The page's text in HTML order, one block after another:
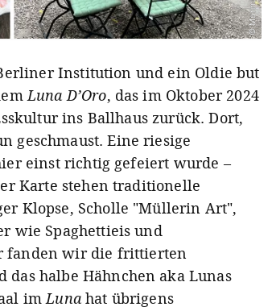
Institution und ein Oldie but
Luna D’Oro, das im Oktober 2024
ins Ballhaus zurück. Dort,
geschmaust. Eine riesige
einst richtig gefeiert wurde –
Karte stehen traditionelle
Klopse, Scholle "Müllerin Art",
wie Spaghettieis und
fanden wir die frittierten
halbe Hähnchen aka Lunas
im Lunahat übrigens